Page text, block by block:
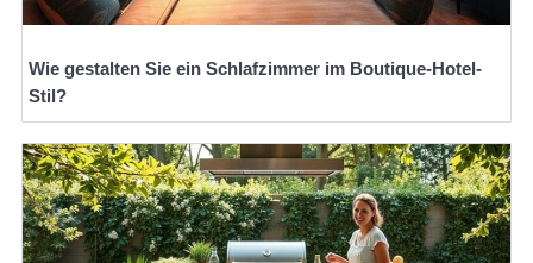
Wie gestalten Sie ein Schlafzimmer im Boutique-Hotel-
Stil?